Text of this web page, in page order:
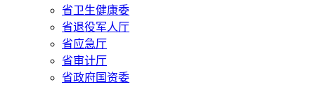
省卫生健康委
省退役军人厅
省应急厅
省审计厅
省政府国资委